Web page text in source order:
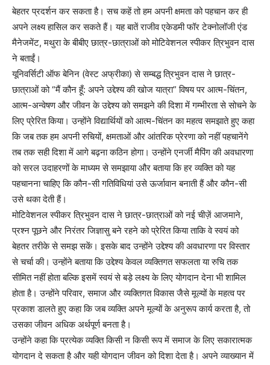
बेहतर प्रदर्शन कर सकता है। सच कहें तो हम अपनी क्षमता को पहचान कर ही
अपने लक्ष्य हासिल कर सकते हैं। यह बातें राजीव एकेडमी फॉर टेक्नोलॉजी एंड
मैनेजमेंट, मथुरा के बीबीए छात्र-छात्राओं को मोटिवेशनल स्पीकर त्रिभुवन दास
ने बताईं।
यूनिवर्सिटी ऑफ बेनिन (वेस्ट अफ्रीका) से सम्बद्ध त्रिभुवन दास ने छात्र-
छात्राओं को “मैं कौन हूँ: अपने उद्देश्य की खोज यात्रा” विषय पर आत्म-चिंतन,
आत्म-अन्वेषण और जीवन के उद्देश्य को समझने की दिशा में गम्भीरता से सोचने के
लिए प्रेरित किया। उन्होंने विद्यार्थियों को आत्म-चिंतन का महत्व समझाते हुए कहा
कि जब तक हम अपनी रुचियों, क्षमताओं और आंतरिक प्रेरणा को नहीं पहचानेंगे
तब तक सही दिशा में आगे बढ़ना कठिन होगा। उन्होंने एनर्जी मैपिंग की अवधारणा
को सरल उदाहरणों के माध्यम से समझाया और बताया कि हर व्यक्ति को यह
पहचानना चाहिए कि कौन-सी गतिविधियां उसे ऊर्जावान बनाती हैं और कौन-सी
उसे थका देती हैं।
मोटिवेशनल स्पीकर त्रिभुवन दास ने छात्र-छात्राओं को नई चीज़ें आजमाने,
प्रश्न पूछने और निरंतर जिज्ञासु बने रहने को प्रेरित किया ताकि वे स्वयं को
बेहतर तरीके से समझ सकें। इसके बाद उन्होंने उद्देश्य की अवधारणा पर विस्तार
से चर्चा की। उन्होंने बताया कि उद्देश्य केवल व्यक्तिगत सफलता या रुचि तक
सीमित नहीं होता बल्कि इसमें स्वयं से बड़े लक्ष्य के लिए योगदान देना भी शामिल
होता है। उन्होंने परिवार, समाज और व्यक्तिगत विकास जैसे मूल्यों के महत्व पर
प्रकाश डालते हुए कहा कि जब व्यक्ति अपने मूल्यों के अनुरूप कार्य करता है, तो
उसका जीवन अधिक अर्थपूर्ण बनता है।
उन्होंने कहा कि प्रत्येक व्यक्ति किसी न किसी रूप में समाज के लिए सकारात्मक
योगदान दे सकता है और यही योगदान जीवन को दिशा देता है। अपने व्याख्यान में